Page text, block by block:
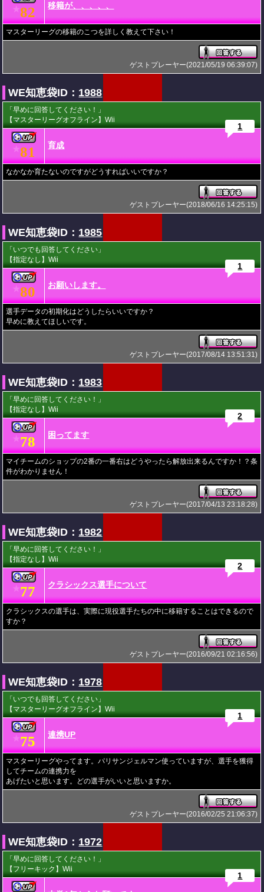
★82 移籍が、、、、、
マスターリーグの移籍のこつを詳しく教えて下さい！
ゲストプレーヤー(2021/05/19 06:39:07)
WE知恵袋ID： 1988
「早めに回答してください！」
【マスターリーグオフライン】Wii
★81 育成
1
なかなか育たないのですがどうすればいいですか？
ゲストプレーヤー(2018/06/16 14:25:15)
WE知恵袋ID： 1985
「いつでも回答してください」
【指定なし】Wii
★80 お願いします。
1
選手データの初期化はどうしたらいいですか？
早めに教えてほしいです。
ゲストプレーヤー(2017/08/14 13:51:31)
WE知恵袋ID： 1983
「早めに回答してください！」
【指定なし】Wii
★78 困ってます
2
マイチームのショップの2番の一番右はどうやったら解放出来るんですか！？条
件がわかりません！
ゲストプレーヤー(2017/04/13 23:18:28)
WE知恵袋ID： 1982
「早めに回答してください！」
【指定なし】Wii
★77 クラシックス選手について
2
クラシックスの選手は、実際に現役選手たちの中に移籍することはできるので
すか？
ゲストプレーヤー(2016/09/21 02:16:56)
WE知恵袋ID： 1978
「いつでも回答してください」
【マスターリーグオフライン】Wii
★75 連携UP
1
マスターリーグやってます。パリサンジェルマン使っていますが、選手を獲得
してチームの連携力を
あげたいと思います。どの選手がいいと思いますか。
ゲストプレーヤー(2016/02/25 21:06:37)
WE知恵袋ID： 1972
「早めに回答してください！」
【フリーキック】Wii
1